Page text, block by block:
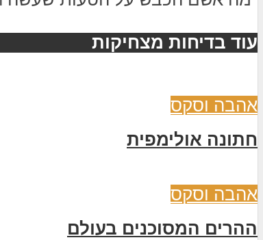
עוד בדיחות מצחיקות
אהבה וסקס
חתונה אולימפית
אהבה וסקס
ההרים המסוכנים בעולם